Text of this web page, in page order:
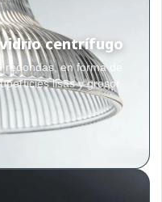
centrífugo
en forma de
lisas y grosor